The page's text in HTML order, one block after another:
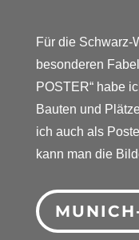
Für die Schwarz-
besonderen
POSTER“ habe
Bauten und
ich auch als
kann man die